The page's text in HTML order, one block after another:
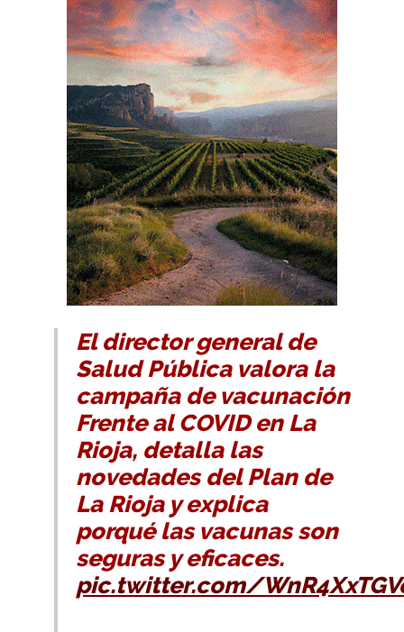
El director general de
Salud Pública valora la
campaña de vacunación
Frente al COVID en La
Rioja, detalla las
novedades del Plan de
La Rioja y explica
porqué las vacunas son
seguras y eficaces.
pic.twitter.com/